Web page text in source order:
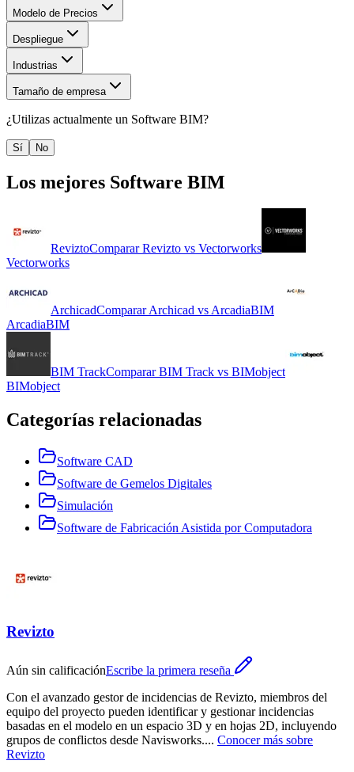
Modelo de Precios
Despliegue
Industrias
Tamaño de empresa
¿Utilizas actualmente un Software BIM?
Sí No
Los mejores Software BIM
ReviztoComparar Revizto vs Vectorworks
Vectorworks
ArchicadCompararArchicad vsArcadiaBIM
ArcadiaBIM
BIM TrackComparar BIM Track vs BIMobject
BIMobject
Categorías relacionadas
Software CAD
Software de Gemelos Digitales
Simulación
Software de Fabricación Asistida por Computadora
Revizto
Aún sin calificaciónEscribe la primera reseña
Con el avanzado gestor de incidencias de Revizto, miembros del
equipo del proyecto pueden identificar y gestionar incidencias
basadas en el modelo en un espacio 3D y en hojas 2D, incluyendo
grupos de conflictos desde Navisworks.... Conocer más sobre
Revizto